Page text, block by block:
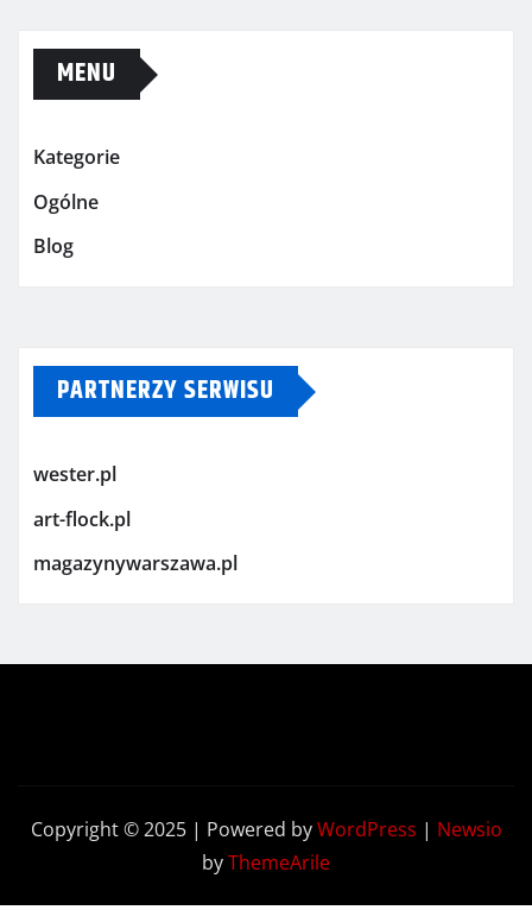
MENU
Kategorie
Ogólne
Blog
PARTNERZY SERWISU
wester.pl
art-flock.pl
magazynywarszawa.pl
Copyright © 2025 | Powered byWordPress | Newsio
byThemeArile